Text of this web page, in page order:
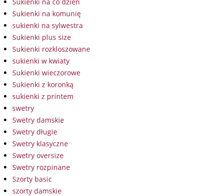
Sukienki na komunię
sukienki na sylwestra
Sukienki plus size
Sukienki rozkloszowane
sukienki w kwiaty
Sukienki wieczorowe
Sukienki z koronką
sukienki z printem
swetry
Swetry damskie
Swetry długie
Swetry klasyczne
Swetry oversize
Swetry rozpinane
Szorty basic
szorty damskie